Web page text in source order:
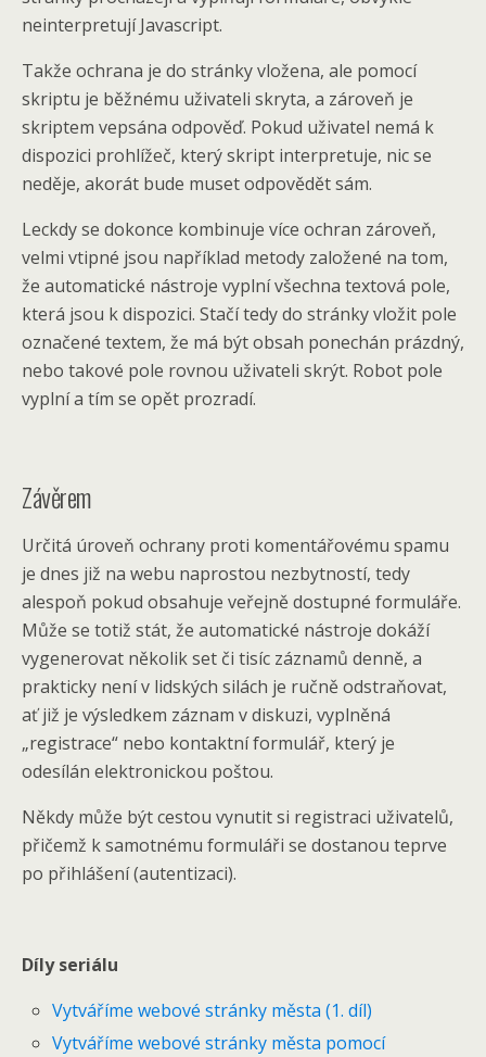
neinterpretují Javascript.
Takže ochrana je do stránky vložena, ale pomocí
skriptu je běžnému uživateli skryta, a zároveň je
skriptem vepsána odpověď. Pokud uživatel nemá k
dispozici prohlížeč, který skript interpretuje, nic se
neděje, akorát bude muset odpovědět sám.
Leckdy se dokonce kombinuje více ochran zároveň,
velmi vtipné jsou například metody založené na tom,
že automatické nástroje vyplní všechna textová pole,
která jsou k dispozici. Stačí tedy do stránky vložit pole
označené textem, že má být obsah ponechán prázdný,
nebo takové pole rovnou uživateli skrýt. Robot pole
vyplní a tím se opět prozradí.
Závěrem
Určitá úroveň ochrany proti komentářovému spamu
je dnes již na webu naprostou nezbytností, tedy
alespoň pokud obsahuje veřejně dostupné formuláře.
Může se totiž stát, že automatické nástroje dokáží
vygenerovat několik set či tisíc záznamů denně, a
prakticky není v lidských silách je ručně odstraňovat,
ať již je výsledkem záznam v diskuzi, vyplněná
„registrace“ nebo kontaktní formulář, který je
odesílán elektronickou poštou.
Někdy může být cestou vynutit si registraci uživatelů,
přičemž k samotnému formuláři se dostanou teprve
po přihlášení (autentizaci).
Díly seriálu
Vytváříme webové stránky města (1. díl)
Vytváříme webové stránky města pomocí